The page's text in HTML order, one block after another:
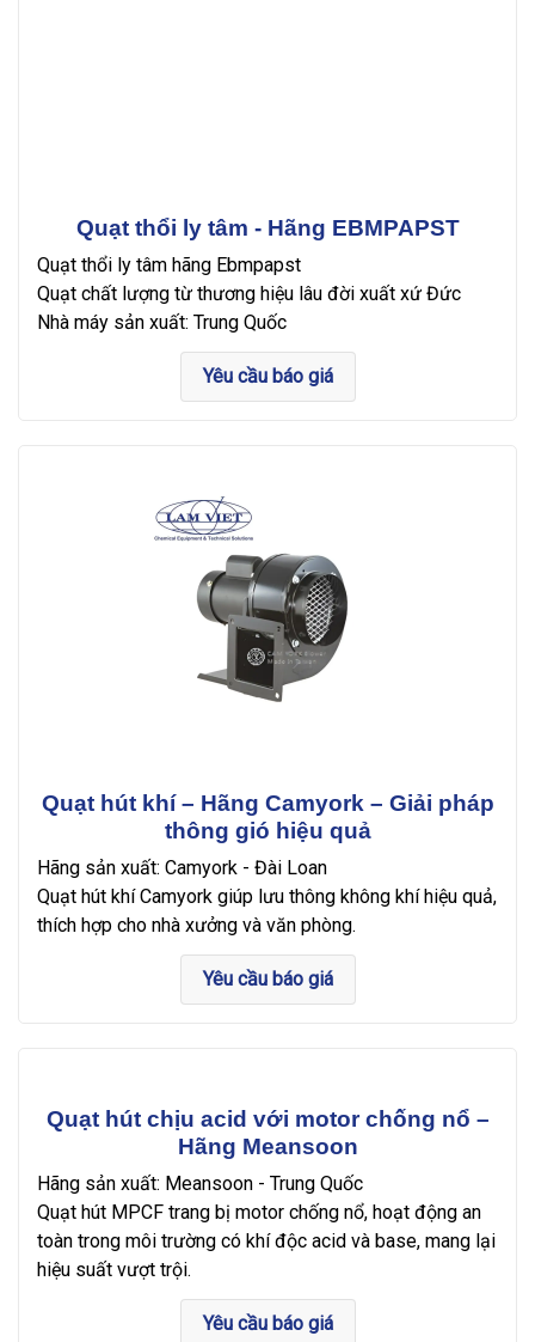
Quạt thổi ly tâm - Hãng EBMPAPST
Quạt thổi ly tâm hãng Ebmpapst
Quạt chất lượng từ thương hiệu lâu đời xuất xứ Đức
Nhà máy sản xuất: Trung Quốc
Yêu cầu báo giá
Quạt hút khí – Hãng Camyork – Giải pháp
thông gió hiệu quả
Hãng sản xuất: Camyork - Đài Loan
Quạt hút khí Camyork giúp lưu thông không khí hiệu quả,
thích hợp cho nhà xưởng và văn phòng.
Yêu cầu báo giá
Quạt hút chịu acid với motor chống nổ –
Hãng Meansoon
Hãng sản xuất: Meansoon - Trung Quốc
Quạt hút MPCF trang bị motor chống nổ, hoạt động an
toàn trong môi trường có khí độc acid và base, mang lại
hiệu suất vượt trội.
Yêu cầu báo giá